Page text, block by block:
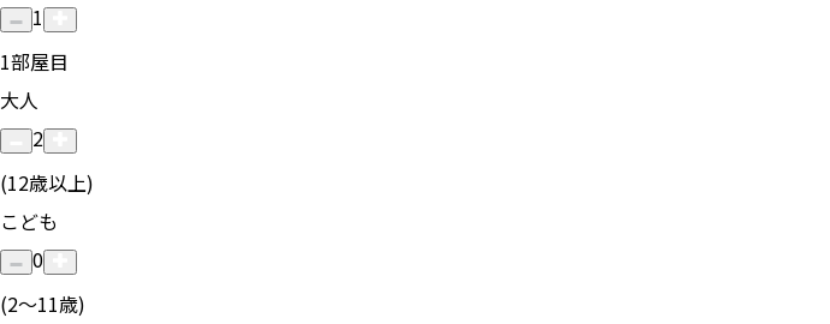
1
1部屋目
大人
2
(12歳以上)
こども
0
(2〜11歳)